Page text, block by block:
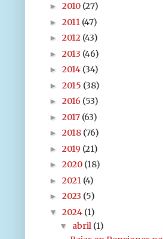
► 2010 (27)
► 2011 (47)
► 2012 (43)
► 2013 (46)
► 2014 (34)
► 2015 (38)
► 2016 (53)
► 2017 (63)
► 2018 (76)
► 2019 (21)
► 2020 (18)
► 2021 (4)
► 2023 (5)
▼ 2024 (1)
▼ abril (1)